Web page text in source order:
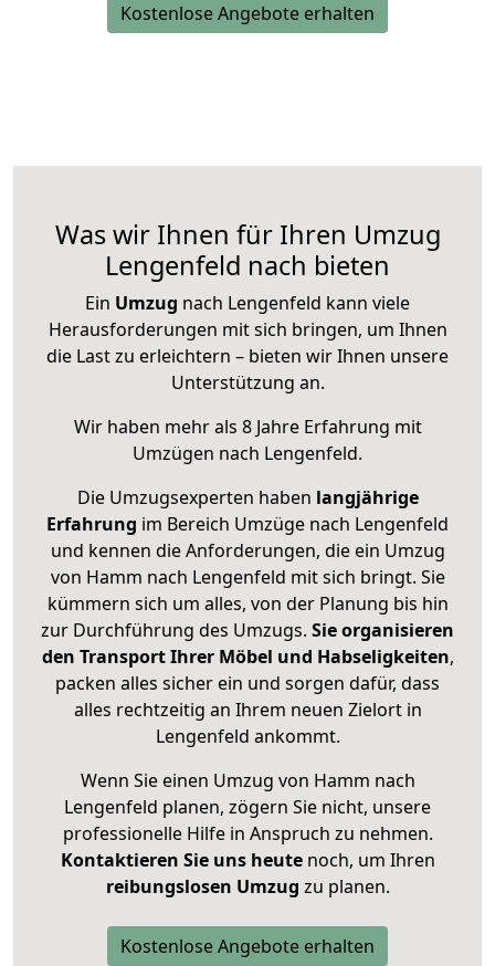
Kostenlose Angebote erhalten
Was wir Ihnen für Ihren Umzug
Lengenfeld nach bieten
Ein Umzug nach Lengenfeld kann viele
Herausforderungen mit sich bringen, um Ihnen
die Last zu erleichtern – bieten wir Ihnen unsere
Unterstützung an.
Wir haben mehr als 8 Jahre Erfahrung mit
Umzügen nach Lengenfeld.
Die Umzugsexperten haben langjährige
Erfahrung im Bereich Umzüge nach Lengenfeld
und kennen die Anforderungen, die ein Umzug
von Hamm nach Lengenfeld mit sich bringt. Sie
kümmern sich um alles, von der Planung bis hin
zur Durchführung des Umzugs. Sie organisieren
den Transport Ihrer Möbel und Habseligkeiten,
packen alles sicher ein und sorgen dafür, dass
alles rechtzeitig an Ihrem neuen Zielort in
Lengenfeld ankommt.
Wenn Sie einen Umzug von Hamm nach
Lengenfeld planen, zögern Sie nicht, unsere
professionelle Hilfe in Anspruch zu nehmen.
Kontaktieren Sie uns heutenoch, um Ihren
reibungslosen Umzug zu planen.
Kostenlose Angebote erhalten